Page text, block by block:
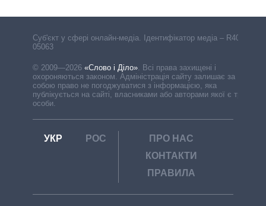
Cуб'єкт у сфері онлайн-медіа. Ідентифікатор медіа – R40-
05063
© 2009—2026 «Слово і Діло» Всі права захищені і
охороняються законом. Адміністрація сайту залишає за
собою право не погоджуватися з інформацією, яка
публікується на сайті, власниками або авторами якої є треті
особи.
УКР РОС
ПРО НАС
КОНТАКТИ
ПРАВИЛА